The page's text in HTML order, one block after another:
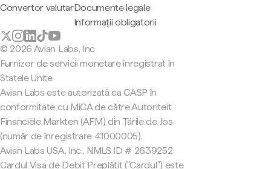
Convertor valutarDocumente legale
Informații obligatorii
© 2026 Avian Labs, Inc
Furnizor de servicii monetare înregistrat în
Statele Unite
Avian Labs este autorizată ca CASP în
conformitate cu MiCA de către Autoriteit
Financiële Markten (AFM) din Țările de Jos
(număr de înregistrare 41000005).
Avian Labs USA, Inc., NMLS ID # 2639252
Cardul Visa de Debit Preplătit ("Cardul") este